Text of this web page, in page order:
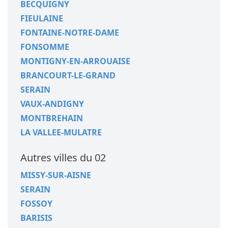
BECQUIGNY
FIEULAINE
FONTAINE-NOTRE-DAME
FONSOMME
MONTIGNY-EN-ARROUAISE
BRANCOURT-LE-GRAND
SERAIN
VAUX-ANDIGNY
MONTBREHAIN
LA VALLEE-MULATRE
Autres villes du 02
MISSY-SUR-AISNE
SERAIN
FOSSOY
BARISIS